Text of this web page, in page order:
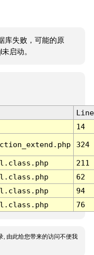
库失败，可能的原
启动。
Line
14
324
211
62
94
76
, 由此给您带来的访问不便我